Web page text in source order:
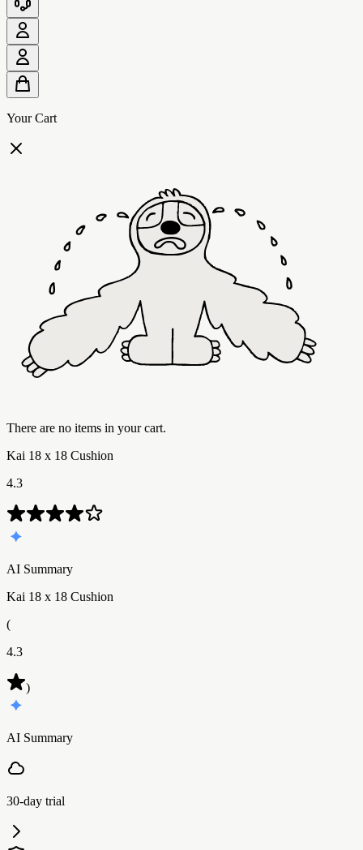
Your Cart
There are no items in your cart.
Kai 18 x 18 Cushion
4.3
AI Summary
Kai 18 x 18 Cushion
(
4.3
)
AI Summary
30-day trial